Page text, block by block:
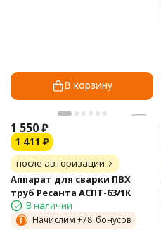
В корзину
1 550₽
1 411 ₽
после авторизации
Аппарат для сварки ПВХ
труб Ресанта АСПТ-63/1К
В наличии
Начислим +78 бонусов